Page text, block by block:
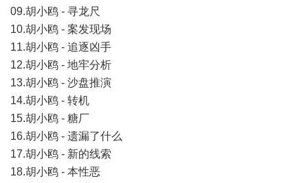
09.胡小鸥 - 寻龙尺
10.胡小鸥 - 案发现场
11.胡小鸥 - 追逐凶手
12.胡小鸥 - 地牢分析
13.胡小鸥 - 沙盘推演
14.胡小鸥 - 转机
15.胡小鸥 - 糖厂
16.胡小鸥 - 遗漏了什么
17.胡小鸥 - 新的线索
18.胡小鸥 - 本性恶